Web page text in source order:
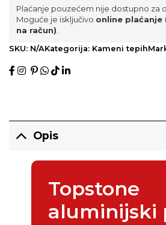
Plaćanje pouzećem nije dostupno za
Moguće je isključivo online
na račun)
SKU: N/AKategorija: Kameni tepih
Opis
Topstone
aluminijski